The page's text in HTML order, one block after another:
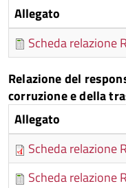
Allegato
Scheda relazione
Relazione del
corruzione e della
Allegato
Scheda relazione
Scheda relazione